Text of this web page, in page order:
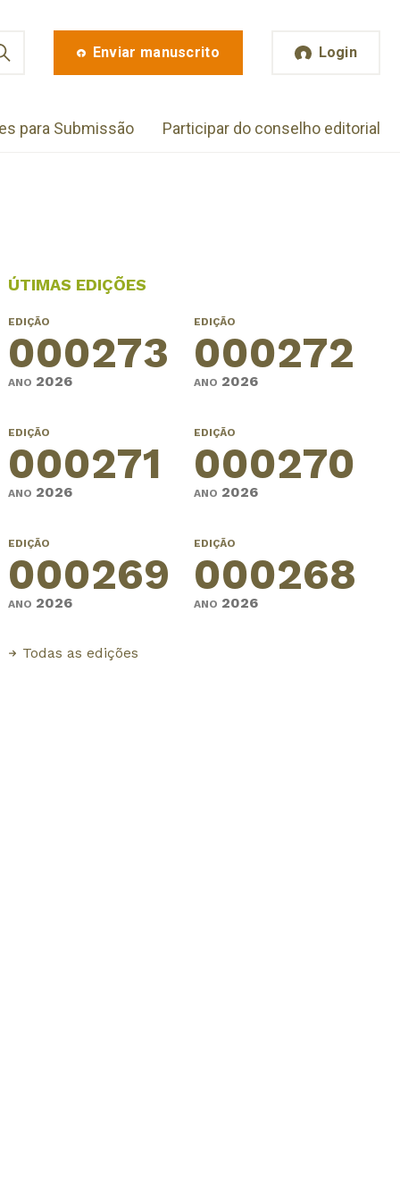
Enviar manuscrito Login
para Submissão Participar do conselho editorial
ÚTIMAS EDIÇÕES
EDIÇÃO
000273
ANO 2026
EDIÇÃO
000272
ANO 2026
EDIÇÃO
000271
ANO 2026
EDIÇÃO
000270
ANO 2026
EDIÇÃO
000269
ANO 2026
EDIÇÃO
000268
ANO 2026
Todas as edições